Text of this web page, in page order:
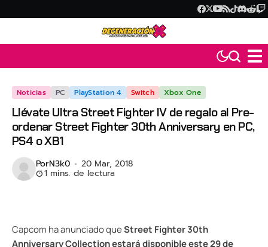
Noticias PC PlayStation 4 Switch Xbox One
Llévate Ultra Street Fighter IV de regalo al Pre-
ordenar Street Fighter 30th Anniversary en PC,
PS4 o XB1
PorN3k0 20 Mar, 2018
1 mins. de lectura
Capcom ha anunciado queStreet Fighter 30th
Anniversary Collection estará disponible este 29 de